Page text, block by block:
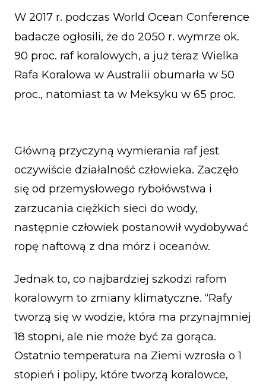
W 2017 r. podczas World Ocean Conference
badacze ogłosili, że do 2050 r. wymrze ok.
90 proc. raf koralowych, a już teraz Wielka
Rafa Koralowa w Australii obumarła w 50
proc., natomiast ta w Meksyku w 65 proc.
Główną przyczyną wymierania raf jest
oczywiście działalność człowieka. Zaczęło
się od przemysłowego rybołówstwa i
zarzucania ciężkich sieci do wody,
następnie człowiek postanowił wydobywać
ropę naftową z dna mórz i oceanów.
Jednak to, co najbardziej szkodzi rafom
koralowym to zmiany klimatyczne. “Rafy
tworzą się w wodzie, która ma przynajmniej
18 stopni, ale nie może być za gorąca.
Ostatnio temperatura na Ziemi wzrosła o 1
stopień i polipy, które tworzą koralowce,